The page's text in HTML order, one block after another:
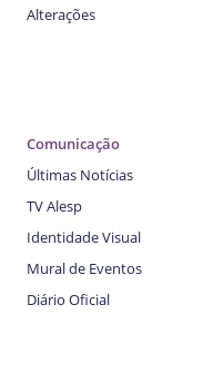
Alterações
Comunicação
Últimas Notícias
TV Alesp
Identidade Visual
Mural de Eventos
Diário Oficial